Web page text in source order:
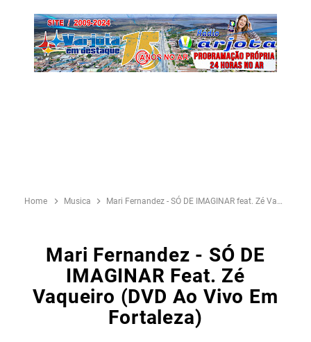
Home Musica Mari Fernandez - SÓ DE IMAGINAR feat. Zé Vaqueiro (DVD Ao Vivo em Fortaleza)
Mari Fernandez - SÓ DE
IMAGINAR Feat. Zé
Vaqueiro (DVD Ao Vivo Em
Fortaleza)